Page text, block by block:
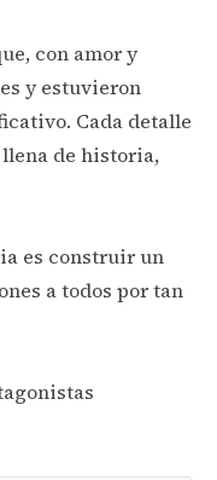
con amor y
y estuvieron
Cada detalle
de historia,
es construir un
a todos por tan